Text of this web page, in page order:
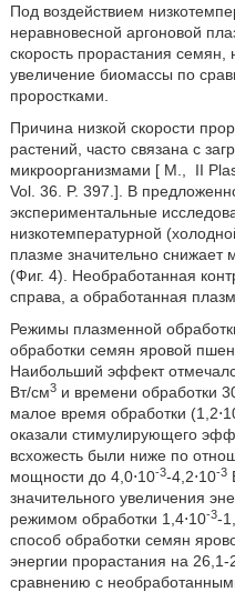
Под воздействием
неравновесной аргоновой
скорость прорастания семян,
увеличение биомассы по
проростками.
Причина низкой скорости
растений, часто связана с
микроорганизмами [M.,
II
Vol. 36. P. 397.]. В
экспериментальные
низкотемпературной
плазме значительно
(Фиг. 4). Необработанная
справа, а обработанная
Режимы плазменной
обработки семян яровой
Наибольший эффект
Вт/см3и времени обработки
малое время обработки
оказали стимулирующего
всхожесть были ниже по
мощности до 4,0⋅10-3-4,2⋅10-3
значительного увеличения
режимом обработки 1,4⋅10-3-
способ обработки семян
энергии прорастания на
сравнению с